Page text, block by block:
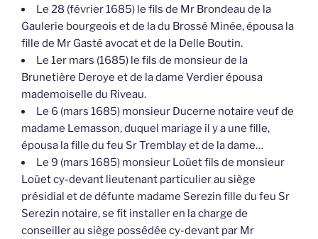
Le 28 (février 1685) le fils de Mr Brondeau de la
Gaulerie bourgeois et de la du Brossé Minée, épousa la
fille de Mr Gasté avocat et de la Delle Boutin.
Le 1er mars (1685) le fils de monsieur de la
Brunetière Deroye et de la dame Verdier épousa
mademoiselle du Riveau.
Le 6 (mars 1685) monsieur Ducerne notaire veuf de
madame Lemasson, duquel mariage il y a une fille,
épousa la fille du feu Sr Tremblay et de la dame…
Le 9 (mars 1685) monsieur Loüet fils de monsieur
Loüet cy-devant lieutenant particulier au siège
présidial et de défunte madame Serezin fille du feu Sr
Serezin notaire, se fit installer en la charge de
conseiller au siège possédée cy-devant par Mr